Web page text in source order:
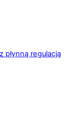
płynną regulacją